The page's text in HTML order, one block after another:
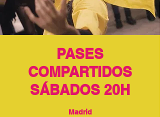
PASES
COMPARTIDOS
SÁBADOS 20H
Madrid